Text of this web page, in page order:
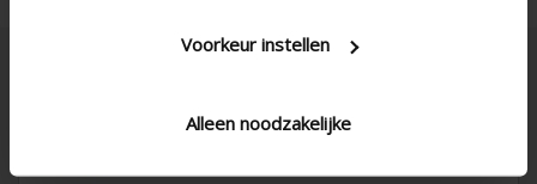
Voorkeur instellen
Alleen noodzakelijke